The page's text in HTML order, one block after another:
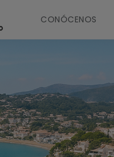
CONÓCENOS